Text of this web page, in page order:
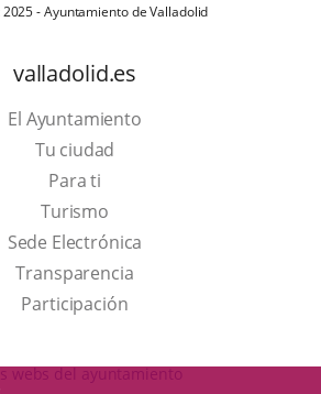
- Ayuntamiento de Valladolid
valladolid.es
El Ayuntamiento
Tu ciudad
Para ti
TurismoThis
link
will
open
a
Sede Electrónica
Transparencia
Participación
webs del ayuntamiento